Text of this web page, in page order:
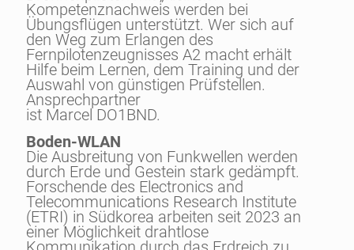
Kompetenznachweis werden bei
Übungsflügen unterstützt. Wer sich auf
den Weg zum Erlangen des
Fernpilotenzeugnisses A2 macht erhält
Hilfe beim Lernen, dem Training und der
Auswahl von günstigen Prüfstellen.
Ansprechpartner
ist Marcel DO1BND.
Boden-WLAN
Die Ausbreitung von Funkwellen werden
durch Erde und Gestein stark gedämpft.
Forschende des Electronics and
Telecommunications Research Institute
(ETRI) in Südkorea arbeiten seit 2023 an
einer Möglichkeit drahtlose